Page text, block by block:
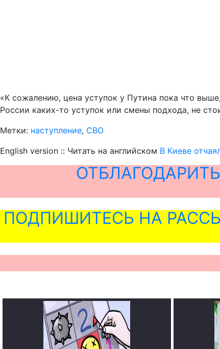
«К сожалению, цена уступок у Путина пока что
России каких-то уступок или смены подхода, не
Метки: наступление, СВО
English version :: Читать на английском В Киеве
ПОДПИШИТЕСЬ НА